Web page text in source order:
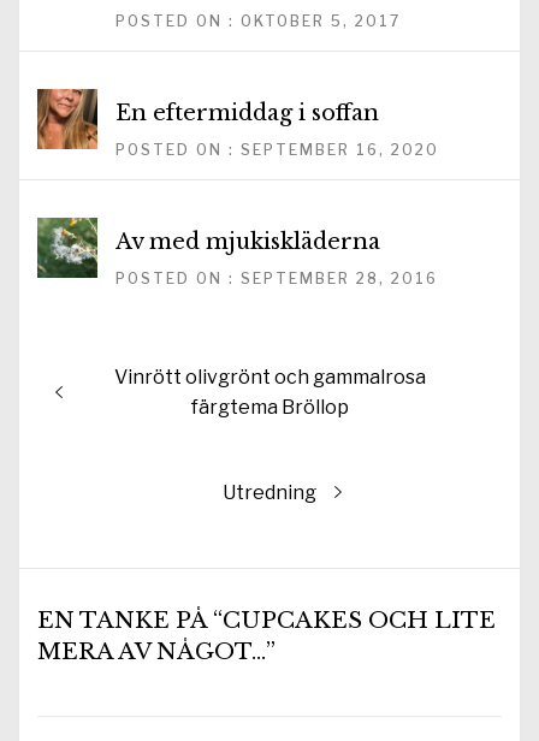
POSTED ON : OKTOBER 5, 2017
En eftermiddag i soffan
POSTED ON : SEPTEMBER 16, 2020
Av med mjukiskläderna
POSTED ON : SEPTEMBER 28, 2016
Inläggsnavigering
Föregående
Vinrött olivgrönt och gammalrosa
färgtema Bröllop
Nästa
Utredning
EN TANKE PÅ “CUPCAKES OCH LITE
MERA AV NÅGOT…”